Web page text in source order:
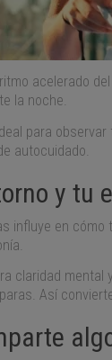
acelerado
la noche.
para
autocuidado.
y tu
influye en
claridad
Así